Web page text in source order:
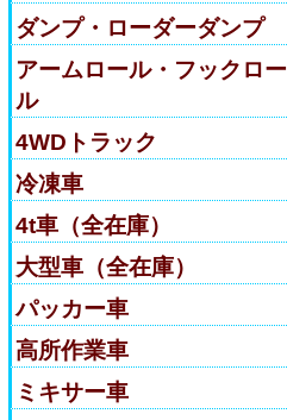
ダンプ・ローダーダンプ
アームロール・フックロー
ル
4WDトラック
冷凍車
4t車（全在庫）
大型車（全在庫）
パッカー車
高所作業車
ミキサー車